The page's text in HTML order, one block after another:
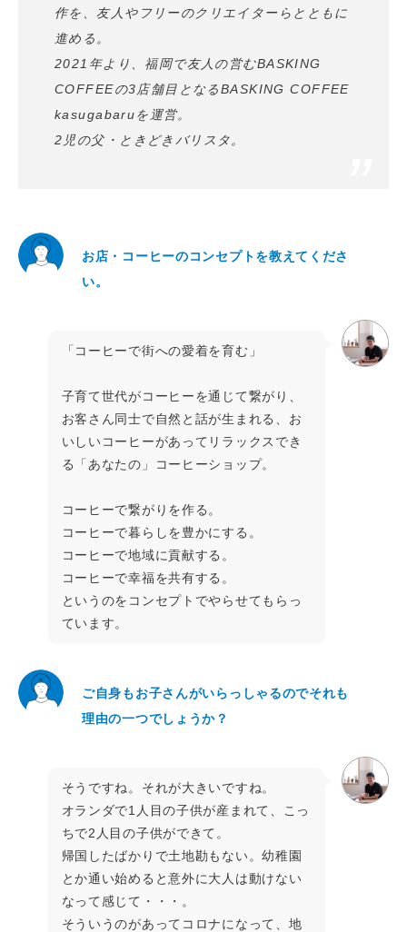
作を、友人やフリーのクリエイターらとともに
進める。
2021年より、福岡で友人の営むBASKING
COFFEEの3店舗目となるBASKING COFFEE
kasugabaruを運営。
2児の父・ときどきバリスタ。
お店・コーヒーのコンセプトを教えてくださ
い。
「コーヒーで街への愛着を育む」
子育て世代がコーヒーを通じて繋がり、
お客さん同士で自然と話が生まれる、お
いしいコーヒーがあってリラックスでき
る「あなたの」コーヒーショップ。
コーヒーで繋がりを作る。
コーヒーで暮らしを豊かにする。
コーヒーで地域に貢献する。
コーヒーで幸福を共有する。
というのをコンセプトでやらせてもらっ
ています。
ご自身もお子さんがいらっしゃるのでそれも
理由の一つでしょうか？
そうですね。それが大きいですね。
オランダで1人目の子供が産まれて、こっ
ちで2人目の子供ができて。
帰国したばかりで土地勘もない。幼稚園
とか通い始めると意外に大人は動けない
なって感じて・・・。
そういうのがあってコロナになって、地